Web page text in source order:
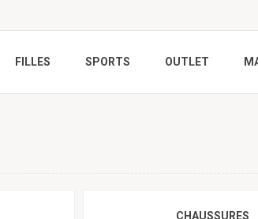
FILLES SPORTS OUTLET
CHAUSSURES